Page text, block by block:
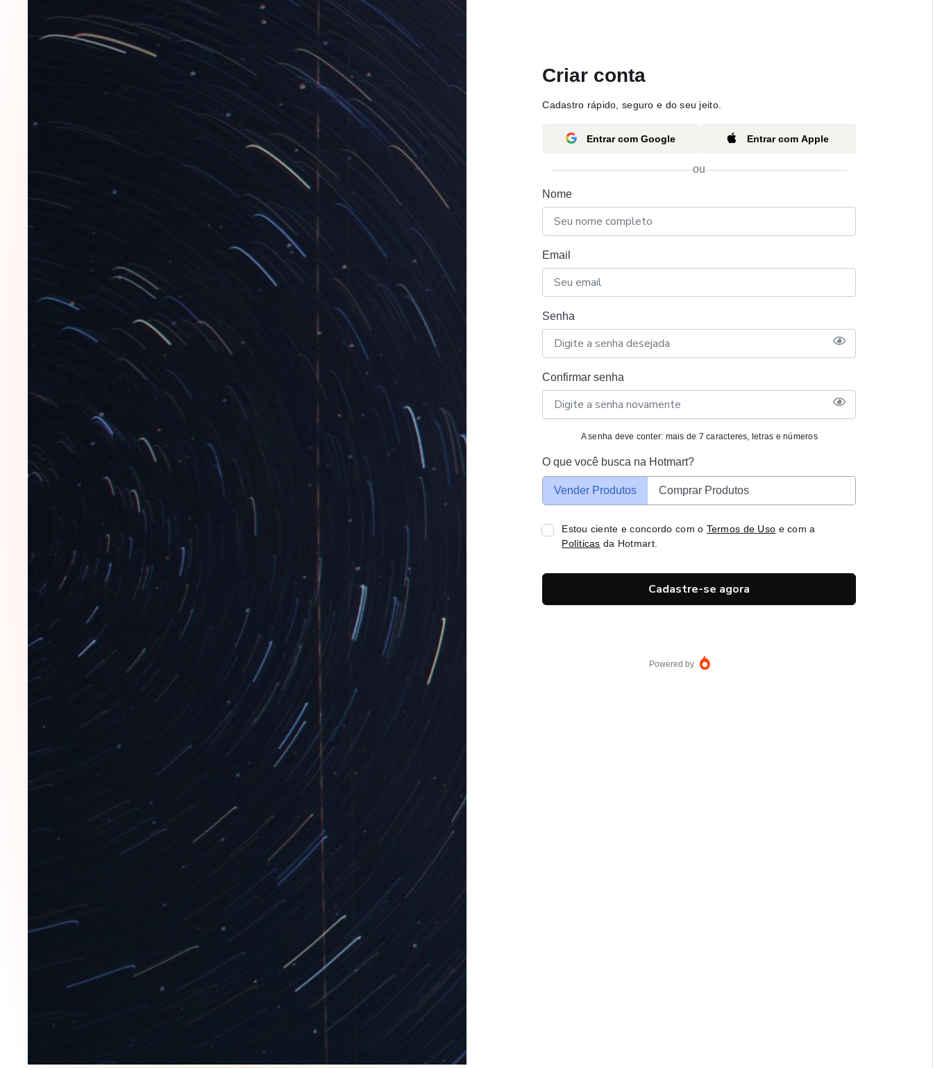
Criar conta
Cadastro rápido, seguro e do seu jeito.
Entrar com Google Entrar com Apple
ou
Nome
Email
Senha
Confirmar senha
A senha deve conter: mais de 7 caracteres, letras e números
O que você busca na Hotmart?
Vender Produtos Comprar Produtos
Estou ciente e concordo com o Termos de Uso e com a
Políticas da Hotmart.
Cadastre-se agora
Powered by